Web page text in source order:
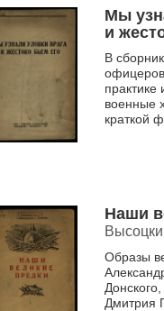
Мы
и
В
практике
военные
краткой
Наши
Образы
Дмитрия